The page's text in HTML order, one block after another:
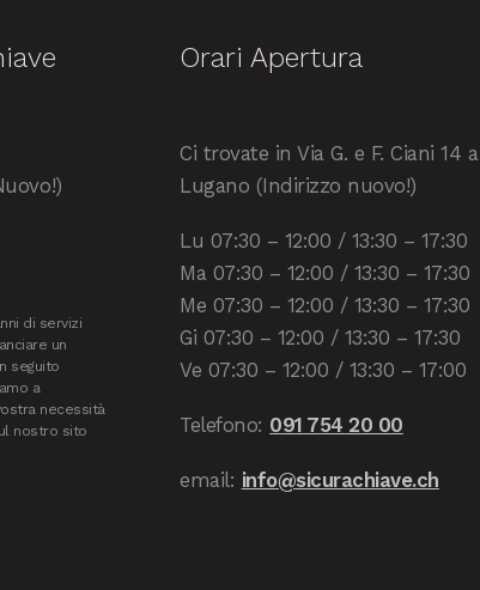
di servizi
un
seguito
a
necessità
nostro sito
Orari Apertura
Ci trovate in Via G. e F. Ciani 14 a
Lugano (Indirizzo nuovo!)
Lu 07:30 – 12:00 / 13:30 – 17:30
Ma 07:30 – 12:00 / 13:30 – 17:30
Me 07:30 – 12:00 / 13:30 – 17:30
Gi 07:30 – 12:00 / 13:30 – 17:30
Ve 07:30 – 12:00 / 13:30 – 17:00
Telefono: 091 754 20 00
email: info@sicurachiave.ch